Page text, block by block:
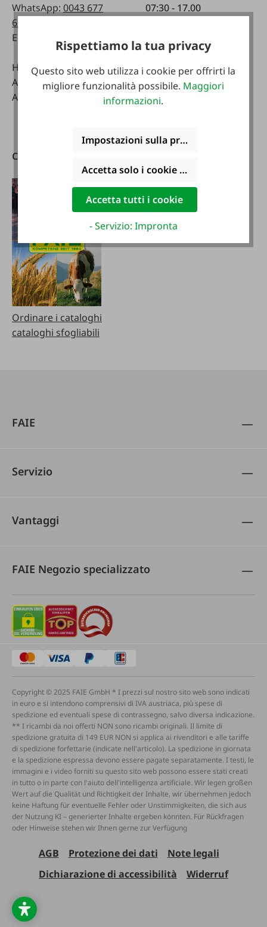
WhatsApp: 0043 677
63514619
Email:
info@faie.at
Handelsstraße 9
A-4844 Regau
Austria
07:30 - 17.00
08:00 - 12:00
Negozio specializzato
Lunedì - venerdì:
08:00 - 17:00
Cataloghi
Ordinare i cataloghi
cataloghi sfogliabili
FAIE
Servizio
Vantaggi
FAIE Negozio specializzato
Copyright © 2025 FAIE GmbH * I prezzi sul nostro sito web sono indicati
in euro e si intendono comprensivi di IVA austriaca, più spese di
spedizione ed eventuali spese di contrassegno, salvo diversa indicazione.
** I ricambi da noi offerti NON sono ricambi originali. Il limite di
spedizione gratuita di 149 EUR NON si applica ai rivenditori e alle tariffe
di spedizione forfettarie (indicate nell'articolo). La spedizione in giornata
e la spedizione espressa devono essere pagate separatamente. I testi, le
immagini e i video forniti su questo sito web possono essere stati creati
in tutto o in parte con l'aiuto dell'intelligenza artificiale. Wir legen großen
Wert auf die Qualität und Richtigkeit der Inhalte, wir übernehmen jedoch
keine Haftung für eventuelle Fehler oder Unstimmigkeiten, die sich aus
der Nutzung KI – generierter Inhalte ergeben könnten. Für Rückfragen
oder Hinweise stehen wir Ihnen gerne zur Verfügung
AGB Protezione dei dati
Note legali
Dichiarazione di accessibilità
Widerruf
Rispettiamo la tua privacy
Questo sito web utilizza i cookie per offrirti la
migliore funzionalità possibile. Maggiori
informazioni.
Impostazioni sulla privacy
Accetta solo i cookie funzionali
Accetta tutti i cookie
- Servizio: Impronta